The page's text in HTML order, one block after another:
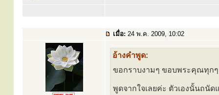
เมื่อ: 24 พ.ค. 2009, 10:02
อ้างคำพูด:
ขอกราบงามๆ ขอบพระคุณทุกๆ
พูดจากใจเลยค่ะ ตัวเองนั้นถนั